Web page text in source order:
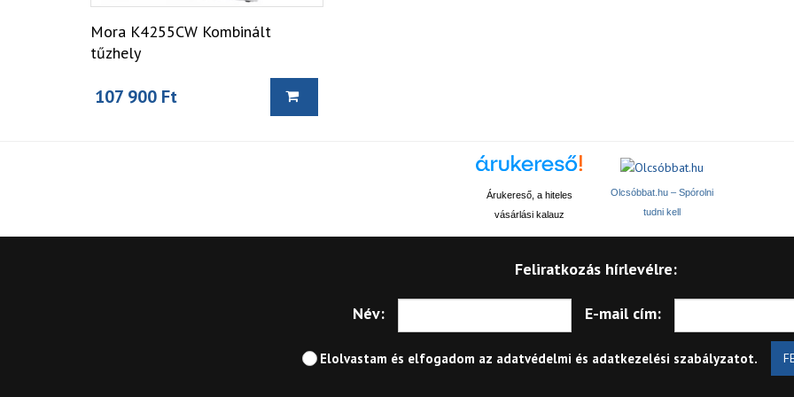
Mora K4255CW Kombinált
tűzhely
107 900 Ft
Árukereső, a hiteles
vásárlási kalauz
Olcsóbbat.hu – Spórolni
tudni kell
Feliratkozás hírlevélre:
Név: E-mail cím:
Elolvastam és elfogadom az adatvédelmi és adatkezelési szabályzatot.